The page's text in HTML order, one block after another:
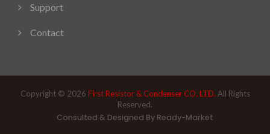
Support
Contact
Copyright © 2026 First Resistor & Condenser CO. LTD. All Rights
Reserved.
Consulted & Designed By Ready-Market